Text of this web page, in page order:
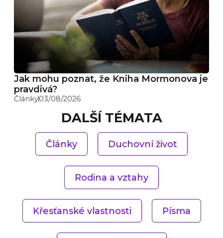
Jak mohu poznat, že Kniha Mormonova je
pravdivá?
Články03/08/2026
DALŠÍ TÉMATA
Články Duchovní život
Rodina a vztahy
Křesťanské vlastnosti Písma